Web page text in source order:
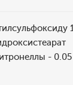
- 0.05